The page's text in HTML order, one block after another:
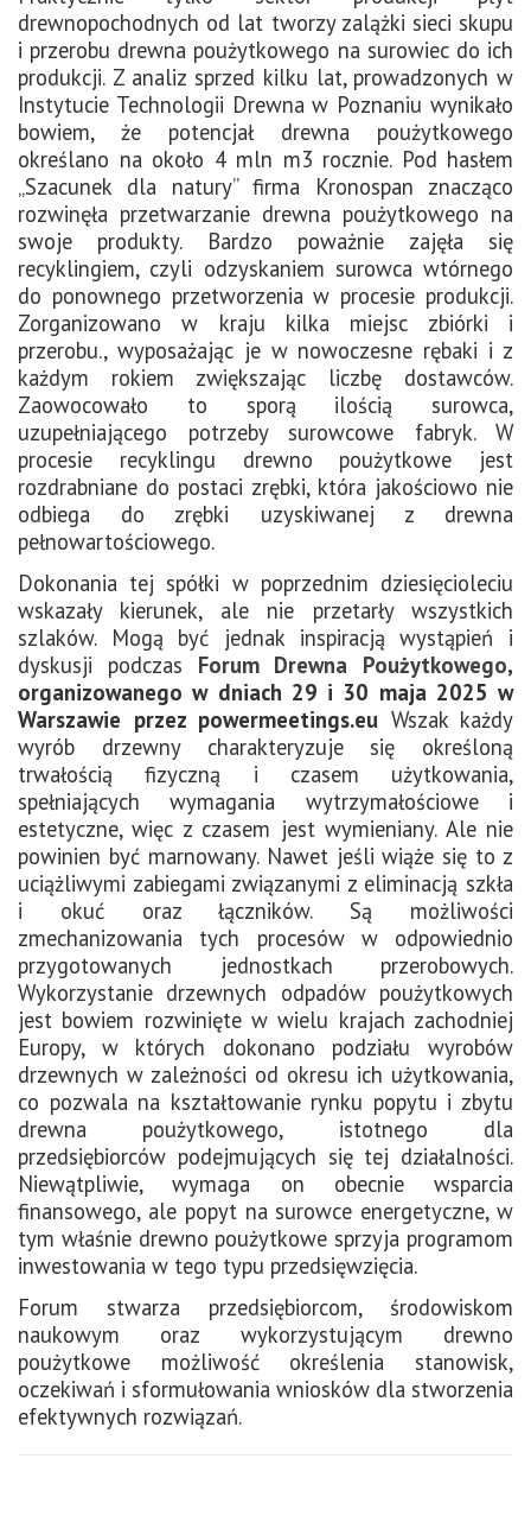
drewnopochodnych od lat tworzy zalążki sieci skupu
i przerobu drewna poużytkowego na surowiec do ich
produkcji. Z analiz sprzed kilku lat, prowadzonych w
Instytucie Technologii Drewna w Poznaniu wynikało
bowiem, że potencjał drewna poużytkowego
określano na około 4 mln m3 rocznie. Pod hasłem
„Szacunek dla natury” firma Kronospan znacząco
rozwinęła przetwarzanie drewna poużytkowego na
swoje produkty. Bardzo poważnie zajęła się
recyklingiem, czyli odzyskaniem surowca wtórnego
do ponownego przetworzenia w procesie produkcji.
Zorganizowano w kraju kilka miejsc zbiórki i
przerobu., wyposażając je w nowoczesne rębaki i z
każdym rokiem zwiększając liczbę dostawców.
Zaowocowało to sporą ilością surowca,
uzupełniającego potrzeby surowcowe fabryk. W
procesie recyklingu drewno poużytkowe jest
rozdrabniane do postaci zrębki, która jakościowo nie
odbiega do zrębki uzyskiwanej z drewna
pełnowartościowego.
Dokonania tej spółki w poprzednim dziesięcioleciu
wskazały kierunek, ale nie przetarły wszystkich
szlaków. Mogą być jednak inspiracją wystąpień i
dyskusji podczas Forum Drewna Poużytkowego,
organizowanego w dniach 29 i 30 maja 2025 w
Warszawie przez powermeetings.eu Wszak każdy
wyrób drzewny charakteryzuje się określoną
trwałością fizyczną i czasem użytkowania,
spełniających wymagania wytrzymałościowe i
estetyczne, więc z czasem jest wymieniany. Ale nie
powinien być marnowany. Nawet jeśli wiąże się to z
uciążliwymi zabiegami związanymi z eliminacją szkła
i okuć oraz łączników. Są możliwości
zmechanizowania tych procesów w odpowiednio
przygotowanych jednostkach przerobowych.
Wykorzystanie drzewnych odpadów poużytkowych
jest bowiem rozwinięte w wielu krajach zachodniej
Europy, w których dokonano podziału wyrobów
drzewnych w zależności od okresu ich użytkowania,
co pozwala na kształtowanie rynku popytu i zbytu
drewna poużytkowego, istotnego dla
przedsiębiorców podejmujących się tej działalności.
Niewątpliwie, wymaga on obecnie wsparcia
finansowego, ale popyt na surowce energetyczne, w
tym właśnie drewno poużytkowe sprzyja programom
inwestowania w tego typu przedsięwzięcia.
Forum stwarza przedsiębiorcom, środowiskom
naukowym oraz wykorzystującym drewno
poużytkowe możliwość określenia stanowisk,
oczekiwań i sformułowania wniosków dla stworzenia
efektywnych rozwiązań.